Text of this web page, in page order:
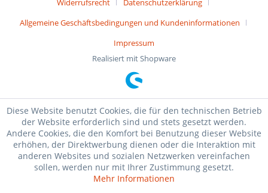
Widerrufsrecht
Datenschutzerklärung
Allgemeine Geschäftsbedingungen und Kundeninformationen
Impressum
Realisiert mit Shopware
Diese Website benutzt Cookies, die für den technischen Betrieb
der Website erforderlich sind und stets gesetzt werden.
Andere Cookies, die den Komfort bei Benutzung dieser Website
erhöhen, der Direktwerbung dienen oder die Interaktion mit
anderen Websites und sozialen Netzwerken vereinfachen
sollen, werden nur mit Ihrer Zustimmung gesetzt.
Mehr Informationen